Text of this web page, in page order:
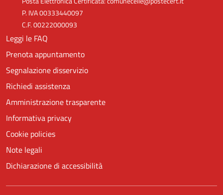
P. IVA 00333440097
C.F. 00222000093
Leggi le FAQ
Prenota appuntamento
Segnalazione disservizio
Richiedi assistenza
Amministrazione trasparente
Informativa privacy
Cookie policies
Note legali
Dichiarazione di accessibilità